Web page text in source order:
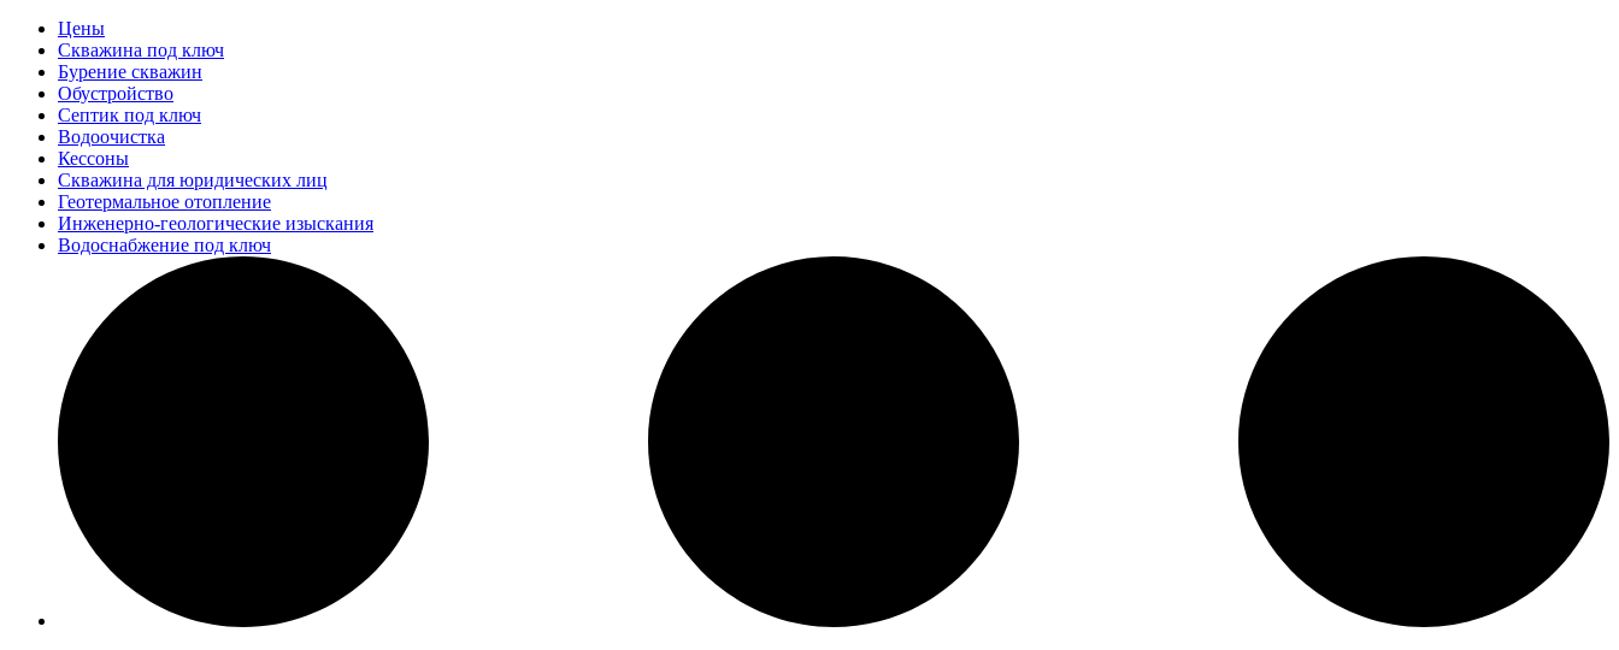
Цены
Скважина под ключ
Бурение скважин
Обустройство
Септик под ключ
Водоочистка
Кессоны
Скважина для юридических лиц
Геотермальное отопление
Инженерно-геологические изыскания
Водоснабжение под ключ